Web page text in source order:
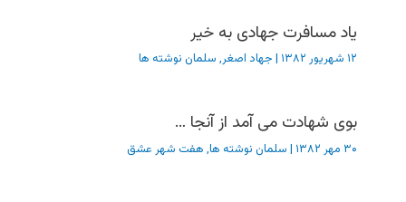
یاد مسافرت جهادی به خیر
۱۲ شهریور ۱۳۸۲ | جهاد اصغر, سلمان نوشته ها
بوی شهادت می آمد از آنجا …
۳۰ مهر ۱۳۸۲ | سلمان نوشته ها, هفت شهر عشق